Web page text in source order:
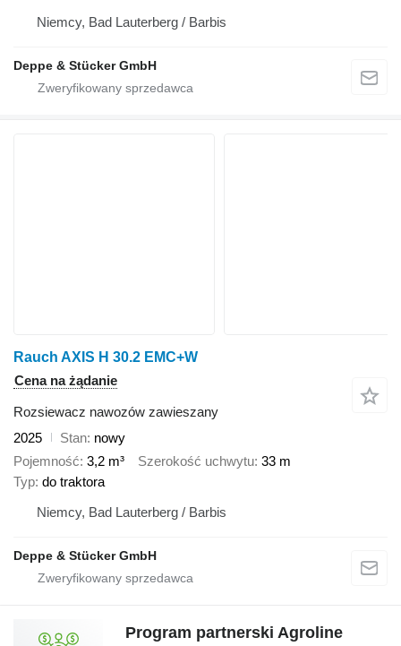
Niemcy, Bad Lauterberg / Barbis
Deppe & Stücker GmbH
Rauch AXIS H 30.2 EMC+W
Cena na żądanie
Rozsiewacz nawozów zawieszany
2025
Stan nowy
Pojemność 3,2 m³ Szerokość uchwytu 33 m
Typ do traktora
Niemcy, Bad Lauterberg / Barbis
Deppe & Stücker GmbH
Program partnerski Agroline